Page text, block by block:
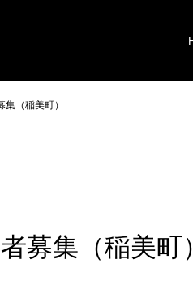
（稲美町）
募集（稲美町）